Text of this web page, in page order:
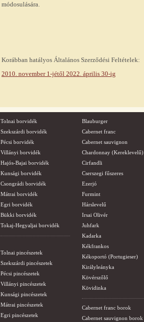
módosulására.
Korábban hatályos Általános Szerződési Feltételek:
2010. november 1-jétől 2022. április 30-ig
Tolnai borvidék
Szekszárdi borvidék
Pécsi borvidék
Villányi borvidék
Hajós-Bajai borvidék
Kunsági borvidék
Csongrádi borvidék
Mátrai borvidék
Egri borvidék
Bükki borvidék
Tokaj-Hegyaljai borvidék
Tolnai pincészetek
Szekszárdi pincészetek
Pécsi pincészetek
Villányi pincészetek
Kunsági pincészetek
Mátrai pincészetek
Egri pincészetek
Blauburger
Cabernet franc
Cabernet sauvignon
Chardonnay (Kereklevelű)
Cirfandli
Cserszegi fűszeres
Ezerjó
Furmint
Hárslevelű
Irsai Olivér
Juhfark
Kadarka
Kékfrankos
Kékoportó (Portugieser)
Királyleányka
Kövérszőlő
Kövidinka
Cabernet franc borok
Cabernet sauvignon borok